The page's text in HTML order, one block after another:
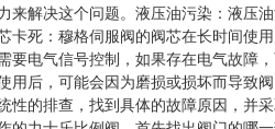
来解决这个问题。液压油污染：液压
卡死：穆格伺服阀的阀芯在长时间使
要电气信号控制，如果存在电气故障
用后，可能会因为磨损或损坏而导致
性的排查，找到具体的故障原因，并